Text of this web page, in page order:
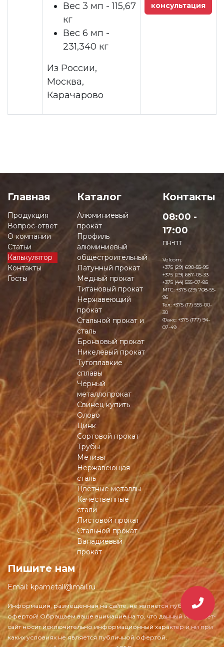
Вес 3 мп - 115,67
кг
Вес 6 мп -
231,340 кг
Из России,
Москва,
Карачарово
консультация
Главная
Продукция
Вопрос-ответ
О компании
Статьи
Калькулятор
Контакты
Госты
Каталог
Алюминиевый
прокат
Профиль
алюминиевый
общестроительный
Латунный прокат
Медный прокат
Титановый прокат
Нержавеющий
прокат
Стальной прокат и
сталь
Бронзовый прокат
Никелевый прокат
Тугоплавкие
сплавы
Чёрный
металлопрокат
Свинец купить
Олово
Цинк
Сортовой прокат
Трубы
Метизы
Нержавеющая
сталь
Цветные металлы
Качественные
стали
Листовой прокат
Стальной прокат
Ванадиевый
прокат
Контакты
08:00 -
17:00
пн-пт
Velcom:
+375 (29) 690-55-95
+375 (29) 687-05-33
+375 (44) 535-07-85
MTC:+375 (29) 708-55-
95
Тел: +375 (17) 555-00-
30
Факс: +375 (177) 94-
07-49
Пишите нам
Email: kpametall@mail.ru